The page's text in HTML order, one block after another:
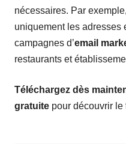
nécessaires. Par
uniquement les adresses
campagnes d’email
restaurants et
Téléchargez dès
gratuite pour découvrir